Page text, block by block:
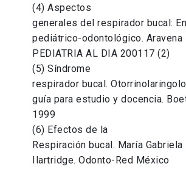
(4) Aspectos
generales del respirador bucal:
pediátrico-odontológico. Aravena
PEDIATRIA AL DIA 200117 (2)
(5) Síndrome
respirador bucal.
guía para estudio y docencia.
1999
(6) Efectos de la
Respiración bucal. María Gabriela
Ilartridge. Odonto-Red México